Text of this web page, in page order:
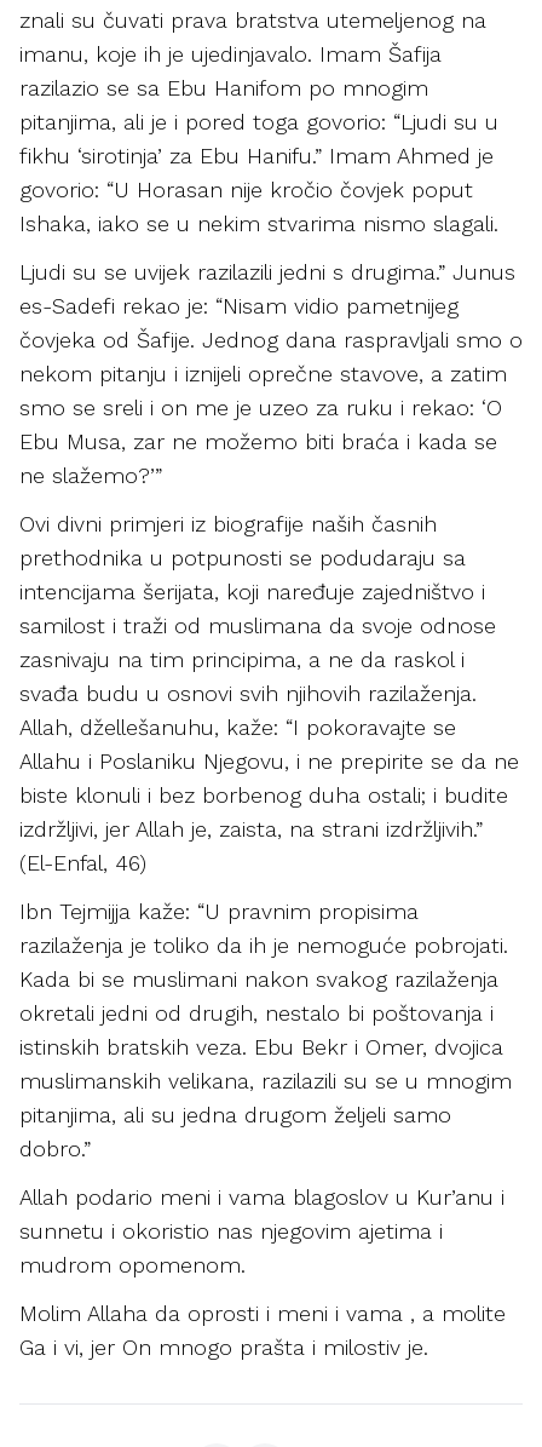
znali su čuvati prava bratstva utemeljenog na
imanu, koje ih je ujedinjavalo. Imam Šafija
razilazio se sa Ebu Hanifom po mnogim
pitanjima, ali je i pored toga govorio: “Ljudi su u
fikhu ‘sirotinja’ za Ebu Hanifu.” Imam Ahmed je
govorio: “U Horasan nije kročio čovjek poput
Ishaka, iako se u nekim stvarima nismo slagali.
Ljudi su se uvijek razilazili jedni s drugima.” Junus
es-Sadefi rekao je: “Nisam vidio pametnijeg
čovjeka od Šafije. Jednog dana raspravljali smo o
nekom pitanju i iznijeli oprečne stavove, a zatim
smo se sreli i on me je uzeo za ruku i rekao: ‘O
Ebu Musa, zar ne možemo biti braća i kada se
ne slažemo?’”
Ovi divni primjeri iz biografije naših časnih
prethodnika u potpunosti se podudaraju sa
intencijama šerijata, koji naređuje zajedništvo i
samilost i traži od muslimana da svoje odnose
zasnivaju na tim principima, a ne da raskol i
svađa budu u osnovi svih njihovih razilaženja.
Allah, džellešanuhu, kaže: “I pokoravajte se
Allahu i Poslaniku Njegovu, i ne prepirite se da ne
biste klonuli i bez borbenog duha ostali; i budite
izdržljivi, jer Allah je, zaista, na strani izdržljivih.”
(El-Enfal, 46)
Ibn Tejmijja kaže: “U pravnim propisima
razilaženja je toliko da ih je nemoguće pobrojati.
Kada bi se muslimani nakon svakog razilaženja
okretali jedni od drugih, nestalo bi poštovanja i
istinskih bratskih veza. Ebu Bekr i Omer, dvojica
muslimanskih velikana, razilazili su se u mnogim
pitanjima, ali su jedna drugom željeli samo
dobro.”
Allah podario meni i vama blagoslov u Kur’anu i
sunnetu i okoristio nas njegovim ajetima i
mudrom opomenom.
Molim Allaha da oprosti i meni i vama , a molite
Ga i vi, jer On mnogo prašta i milostiv je.